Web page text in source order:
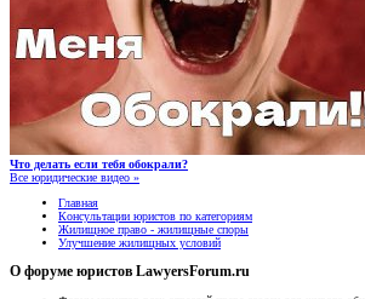
Что делать если тебя обокрали?
Все юридические видео »
Главная
Консультации юристов по категориям
Жилищное право - жилищные споры
Улучшение жилищных условий
О форуме юристов LawyersForum.ru